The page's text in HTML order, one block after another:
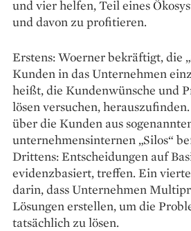
und vier helfen, Teil eines
und davon zu profitieren.
Erstens: Woerner bekräftigt, die
Kunden in das Unternehmen
heißt, die Kundenwünsche und
lösen versuchen,
über die Kunden aus
unternehmensinternen „Silos“
Drittens: Entscheidungen auf
evidenzbasiert, treffen. Ein
darin, dass Unternehmen
Lösungen ­erstellen, um die
tatsächlich zu lösen.